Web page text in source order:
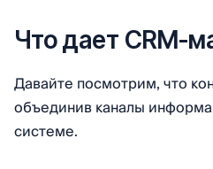
Что дает CRM-
Давайте посмотрим, что
объединив каналы
системе.